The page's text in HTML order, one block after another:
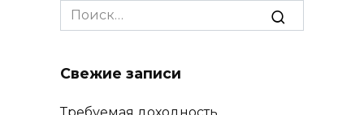
Search
for:
Свежие записи
Требуемая доходность